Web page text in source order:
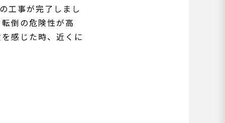
工事が完了しまし
倒の危険性が高
感じた時、近くに